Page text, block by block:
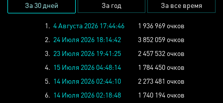
За 30 дней За год За все время
1. 4 Августа 2026 17:44:46
1 936 969 очков
2. 24 Июля 2026 18:14:42
3 852 059 очков
3. 23 Июля 2026 19:41:25
2 457 532 очков
4. 15 Июля 2026 04:48:14
1 784 450 очков
5. 14 Июля 2026 02:44:10
2 273 481 очков
6. 14 Июля 2026 02:18:48
1 740 194 очков